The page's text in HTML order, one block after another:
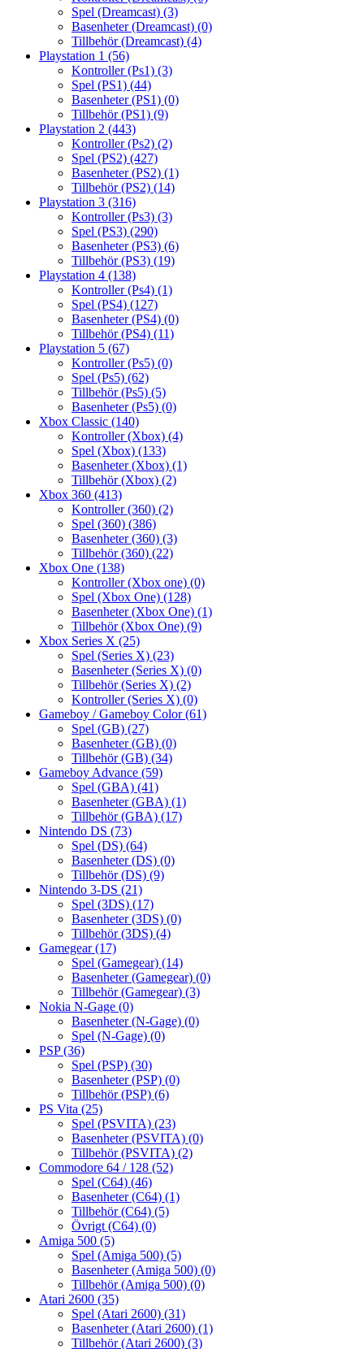
Spel (Dreamcast) (3)
Basenheter (Dreamcast) (0)
Tillbehör (Dreamcast) (4)
Playstation 1 (56)
Kontroller (Ps1) (3)
Spel (PS1) (44)
Basenheter (PS1) (0)
Tillbehör (PS1) (9)
Playstation 2 (443)
Kontroller (Ps2) (2)
Spel (PS2) (427)
Basenheter (PS2) (1)
Tillbehör (PS2) (14)
Playstation 3 (316)
Kontroller (Ps3) (3)
Spel (PS3) (290)
Basenheter (PS3) (6)
Tillbehör (PS3) (19)
Playstation 4 (138)
Kontroller (Ps4) (1)
Spel (PS4) (127)
Basenheter (PS4) (0)
Tillbehör (PS4) (11)
Playstation 5 (67)
Kontroller (Ps5) (0)
Spel (Ps5) (62)
Tillbehör (Ps5) (5)
Basenheter (Ps5) (0)
Xbox Classic (140)
Kontroller (Xbox) (4)
Spel (Xbox) (133)
Basenheter (Xbox) (1)
Tillbehör (Xbox) (2)
Xbox 360 (413)
Kontroller (360) (2)
Spel (360) (386)
Basenheter (360) (3)
Tillbehör (360) (22)
Xbox One (138)
Kontroller (Xbox one) (0)
Spel (Xbox One) (128)
Basenheter (Xbox One) (1)
Tillbehör (Xbox One) (9)
Xbox Series X (25)
Spel (Series X) (23)
Basenheter (Series X) (0)
Tillbehör (Series X) (2)
Kontroller (Series X) (0)
Gameboy / Gameboy Color(61)
Spel (GB) (27)
Basenheter (GB) (0)
Tillbehör (GB) (34)
Gameboy Advance (59)
Spel (GBA) (41)
Basenheter (GBA) (1)
Tillbehör (GBA) (17)
Nintendo DS (73)
Spel (DS) (64)
Basenheter (DS) (0)
Tillbehör (DS) (9)
Nintendo 3-DS (21)
Spel (3DS) (17)
Basenheter (3DS) (0)
Tillbehör (3DS) (4)
Gamegear(17)
Spel (Gamegear) (14)
Basenheter (Gamegear) (0)
Tillbehör (Gamegear) (3)
Nokia N-Gage (0)
Basenheter (N-Gage) (0)
Spel (N-Gage) (0)
PSP(36)
Spel (PSP) (30)
Basenheter (PSP) (0)
Tillbehör (PSP) (6)
PS Vita (25)
Spel (PSVITA) (23)
Basenheter (PSVITA) (0)
Tillbehör (PSVITA) (2)
Commodore 64 / 128 (52)
Spel (C64) (46)
Basenheter (C64) (1)
Tillbehör (C64) (5)
Övrigt (C64) (0)
Amiga 500 (5)
Spel (Amiga 500) (5)
Basenheter (Amiga 500) (0)
Tillbehör (Amiga 500) (0)
Atari 2600 (35)
Spel (Atari 2600) (31)
Basenheter (Atari 2600) (1)
Tillbehör (Atari 2600) (3)